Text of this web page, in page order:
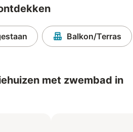
Balkon/Terras
met zwembad in